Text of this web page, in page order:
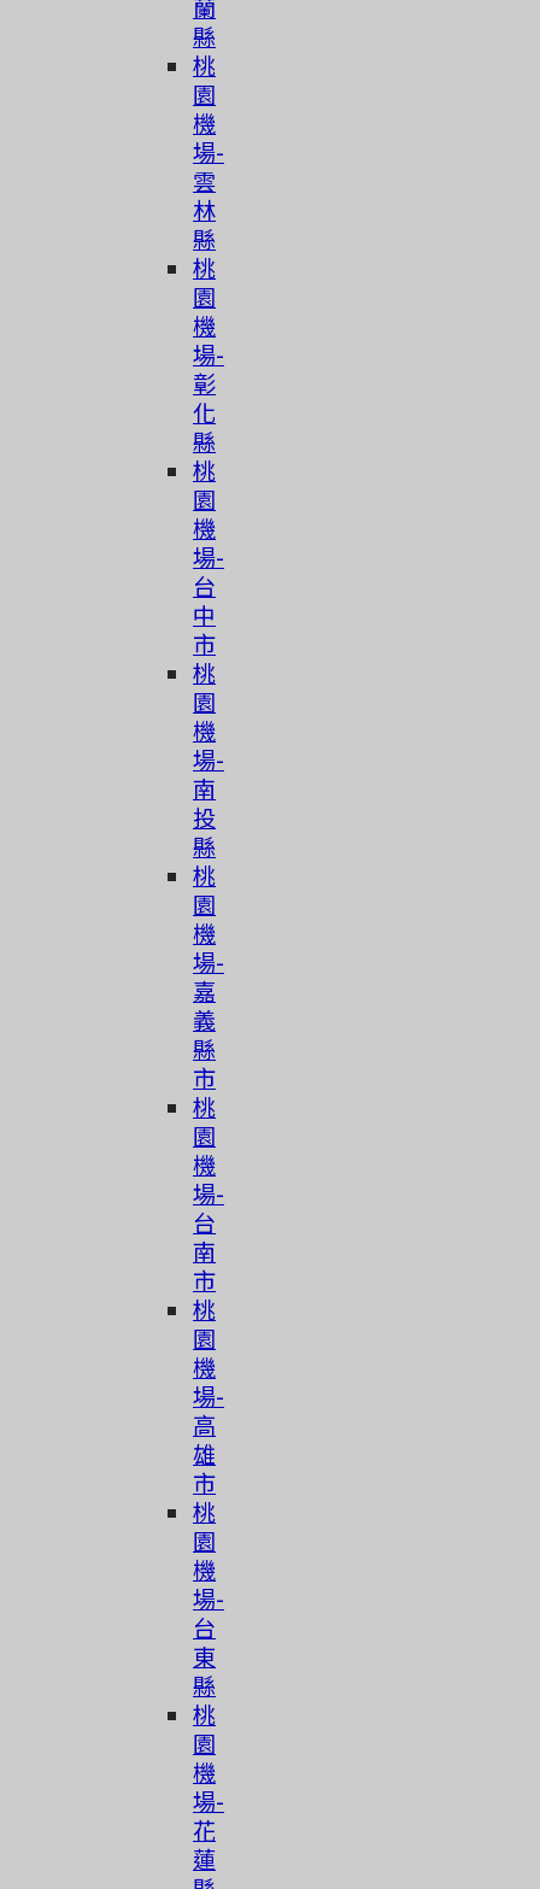
蘭
縣
桃
園
機
場-
雲
林
縣
桃
園
機
場-
彰
化
縣
桃
園
機
場-
台
中
市
桃
園
機
場-
南
投
縣
桃
園
機
場-
嘉
義
縣
市
桃
園
機
場-
台
南
市
桃
園
機
場-
高
雄
市
桃
園
機
場-
台
東
縣
桃
園
機
場-
花
蓮